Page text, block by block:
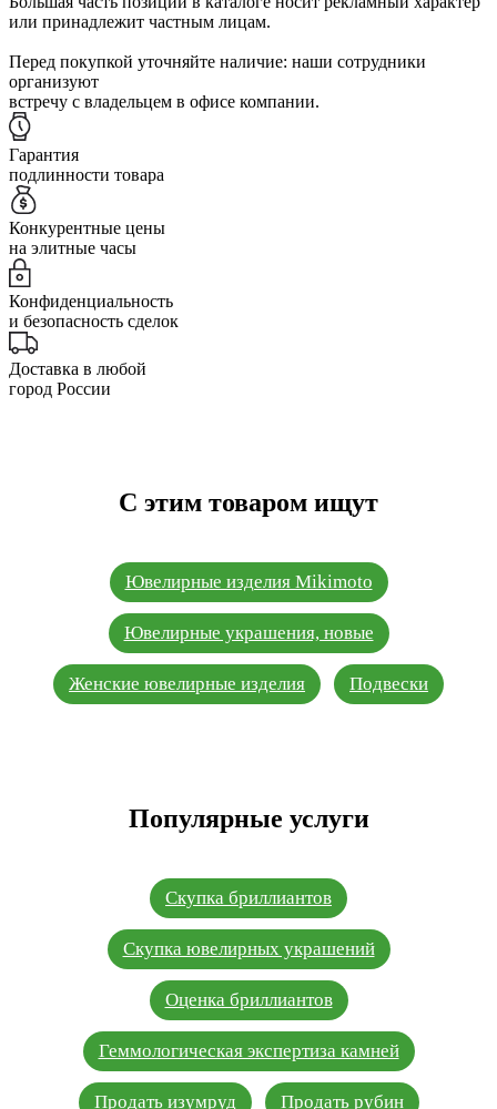
или принадлежит частным лицам.
Перед покупкой уточняйте наличие: наши сотрудники
организуют
встречу с владельцем в офисе компании.
Гарантия
подлинности товара
Конкурентные цены
на элитные часы
Конфиденциальность
и безопасность сделок
Доставка в любой
город России
С этим товаром ищут
Ювелирные изделия Mikimoto
Ювелирные украшения, новые
Женские ювелирные изделия Подвески
Популярные услуги
Скупка бриллиантов
Скупка ювелирных украшений
Оценка бриллиантов
Геммологическая экспертиза камней
Продать изумруд Продать рубин